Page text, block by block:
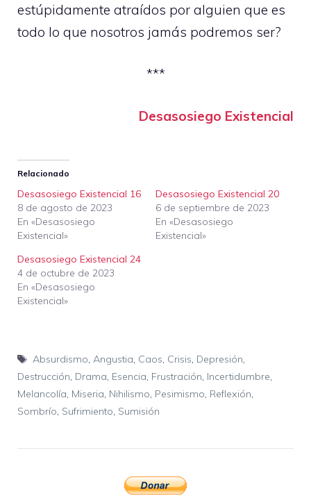
estúpidamente atraídos por alguien que es
todo lo que nosotros jamás podremos ser?
***
Desasosiego Existencial
Relacionado
Desasosiego Existencial 16
8 de agosto de 2023
En «Desasosiego
Existencial»
Desasosiego Existencial 20
6 de septiembre de 2023
En «Desasosiego
Existencial»
Desasosiego Existencial 24
4 de octubre de 2023
En «Desasosiego
Existencial»
Etiquetas
Absurdismo, Angustia, Caos, Crisis, Depresión,
Destrucción, Drama, Esencia, Frustración, Incertidumbre,
Melancolía, Miseria, Nihilismo, Pesimismo, Reflexión,
Sombrío, Sufrimiento, Sumisión